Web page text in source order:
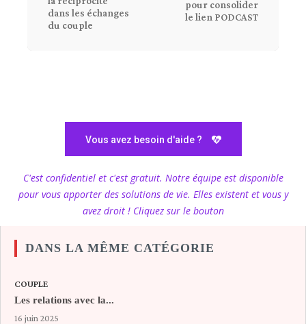
dans les échanges
du couple
pour consolider
le lien PODCAST
Vous avez besoin d'aide ?
C'est confidentiel et c'est gratuit. Notre équipe est disponible
pour vous apporter des solutions de vie. Elles existent et vous y
avez droit ! Cliquez sur le bouton
DANS LA MÊME CATÉGORIE
COUPLE
Les relations avec la...
16 juin 2025